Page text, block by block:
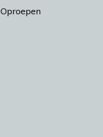
Oproepen